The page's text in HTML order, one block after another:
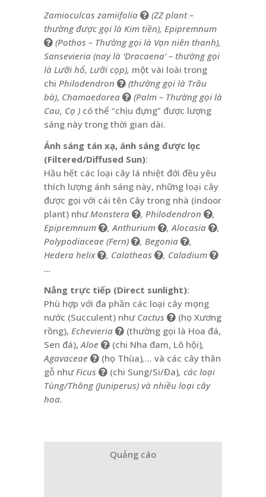
Zamioculcas zamiifolia
(ZZ plant –
thường được gọi là Kim tiền), Epipremnum
(Pothos – Thường gọi là Vạn niên thanh),
Sansevieria (nay là ‘Dracaena’ – thường gọi
là Lưỡi hổ, Lưỡi cọp), một vài loài trong
chi Philodendron
(thường gọi là Trầu
bà), Chamaedorea
(Palm – Thường gọi là
Cau, Cọ ) có thể “chịu đựng” được lượng
sáng này trong thời gian dài.
Ánh sáng tán xạ, ánh sáng được lọc
(Filtered/Diffused Sun):
Hầu hết các loại cây lá nhiệt đới đều yêu
thích lượng ánh sáng này, những loại cây
được gọi với cái tên Cây trong nhà (indoor
plant) như Monstera , Philodendron
,
Epipremnum
, Anthurium , Alocasia
,
Polypodiaceae (Fern)
, Begonia
,
Hedera helix
, Calatheas , Caladium
…
Nắng trực tiếp (Direct sunlight):
Phù hợp với đa phần các loại cây mọng
nước (Succulent) như Cactus
(họ Xương
rồng), Echevieria
(thường gọi là Hoa đá,
Sen đá), Aloe (chi Nha đam, Lô hội),
Agavaceae
(họ Thùa),… và các cây thân
gỗ như Ficus (chi Sung/Si/Đa), các loại
Tùng/Thông (Juniperus) và nhiều loại cây
hoa.
Quảng cáo